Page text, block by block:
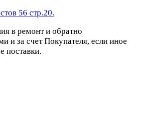
56 стр.20.
в ремонт и обратно
и за счет Покупателя, если иное
поставки.